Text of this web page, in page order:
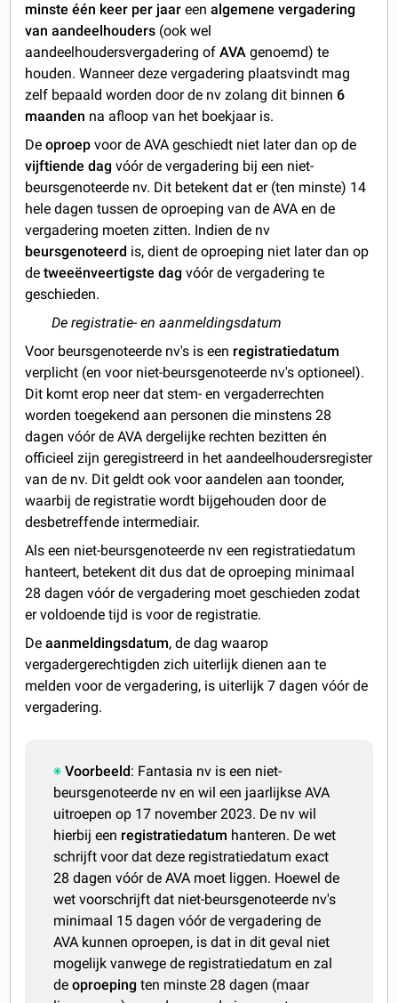
minste één keer per jaar eenalgemene vergadering
van aandeelhouders (ook wel
aandeelhoudersvergadering ofAVAgenoemd) te
houden. Wanneer deze vergadering plaatsvindt mag
zelf bepaald worden door de nv zolang dit binnen 6
maanden na afloop van het boekjaar is.
Deoproepvoor de AVA geschiedt niet later dan op de
vijftiende dag vóór de vergadering bij een niet-
beursgenoteerde nv. Dit betekent dat er (ten minste) 14
hele dagen tussen de oproeping van de AVA en de
vergadering moeten zitten. Indien de nv
beursgenoteerd is, dient de oproeping niet later dan op
detweeënveertigste dag vóór de vergadering te
geschieden.
De registratie- en aanmeldingsdatum
Voor beursgenoteerde nv's is een registratiedatum
verplicht (en voor niet-beursgenoteerde nv's optioneel).
Dit komt erop neer dat stem- en vergaderrechten
worden toegekend aan personen die minstens 28
dagen vóór de AVA dergelijke rechten bezitten én
officieel zijn geregistreerd in het aandeelhoudersregister
van de nv. Dit geldt ook voor aandelen aan toonder,
waarbij de registratie wordt bijgehouden door de
desbetreffende intermediair.
Als een niet-beursgenoteerde nv een registratiedatum
hanteert, betekent dit dus dat de oproeping minimaal
28 dagen vóór de vergadering moet geschieden zodat
er voldoende tijd is voor de registratie.
Deaanmeldingsdatum, de dag waarop
vergadergerechtigden zich uiterlijk dienen aan te
melden voor de vergadering, is uiterlijk 7 dagen vóór de
vergadering.
Voorbeeld: Fantasia nv is een niet-
beursgenoteerde nv en wil een jaarlijkse AVA
uitroepen op 17 november 2023. De nv wil
hierbij een registratiedatum hanteren. De wet
schrijft voor dat deze registratiedatum exact
28 dagen vóór de AVA moet liggen. Hoewel de
wet voorschrijft dat niet-beursgenoteerde nv's
minimaal 15 dagen vóór de vergadering de
AVA kunnen oproepen, is dat in dit geval niet
mogelijk vanwege de registratiedatum en zal
deoproepingten minste 28 dagen (maar